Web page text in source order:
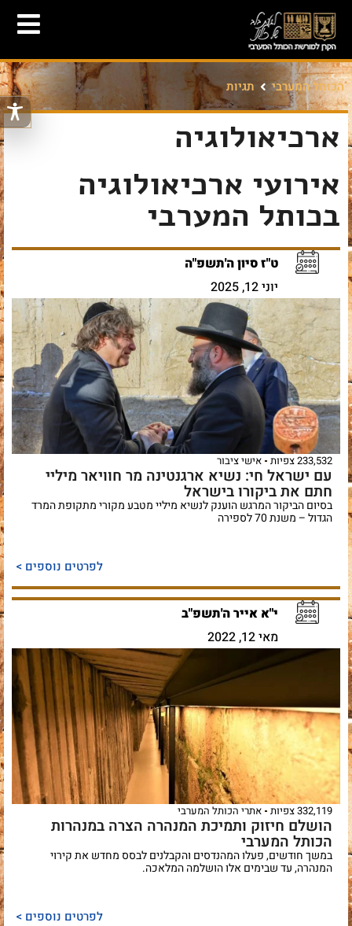
הכותל המערבי תגיות
ארכיאולוגיה
אירועי ארכיאולוגיה
בכותל המערבי
ט"ז סיון ה'תשפ"ה
יוני 12, 2025
233,532 צפיות אישי ציבור
עם ישראל חי: נשיא ארגנטינה מר חוויאר מיליי
חתם את ביקורו בישראל
בסיום הביקור המרגש הוענק לנשיא מיליי מטבע מקורי מתקופת המרד
הגדול – משנת 70 לספירה
לפרטים נוספים >
י"א אייר ה'תשפ"ב
מאי 12, 2022
332,119 צפיות אתרי הכותל המערבי
הושלם חיזוק ותמיכת המנהרה הצרה במנהרות
הכותל המערבי
במשך חודשים, פעלו המהנדסים והקבלנים לבסס מחדש את קירוי
המנהרה, עד שבימים אלו הושלמה המלאכה.
לפרטים נוספים >